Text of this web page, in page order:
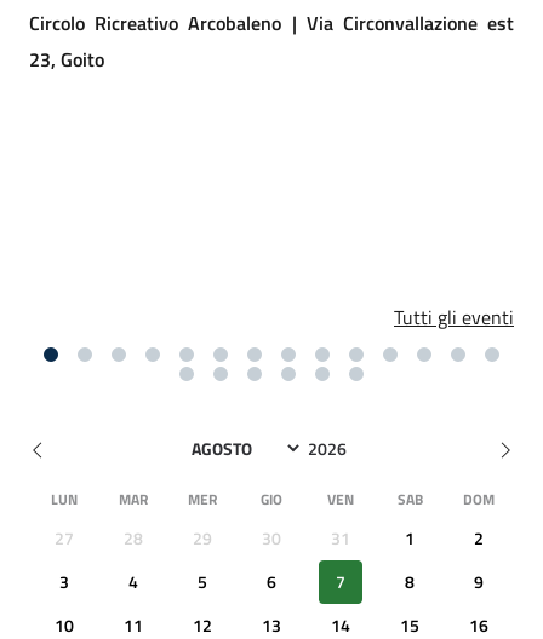
Circolo Ricreativo Arcobaleno | Via Circonvallazione est
23, Goito
Tutti gli eventi
LUN MAR MER GIO VEN SAB DOM
27 28 29 30 31 1
2
3
4 5 6 7 8
9
10
11 12 13 14 15
16